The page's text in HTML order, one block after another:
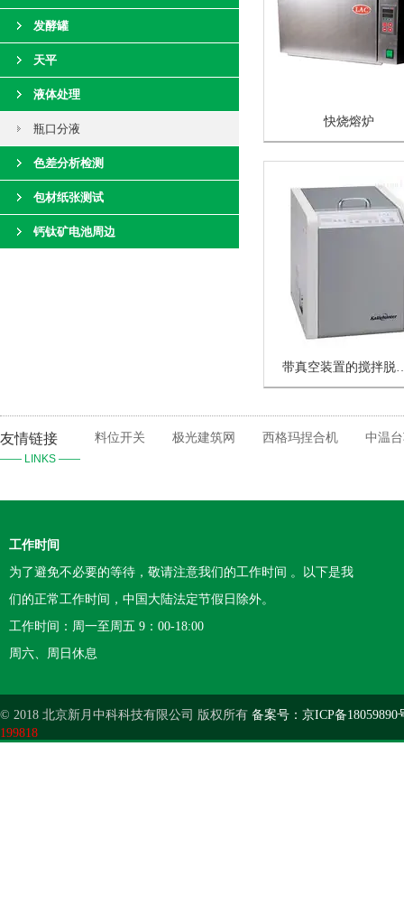
发酵罐
天平
液体处理
瓶口分液
色差分析检测
包材纸张测试
钙钛矿电池周边
快烧熔炉
带真空装置
友情链接
—— LINKS ——
料位开关 极光建筑网 西格玛捏合机 中温
工作时间
为了避免不必要的等待，敬请注意我们的工作时间 。以下是我
们的正常工作时间，中国大陆法定节假日除外。
工作时间：周一至周五 9：00-18:00
周六、周日休息
© 2018 北京新月中科科技有限公司 版权所有 备案号：京ICP备18059890
199818